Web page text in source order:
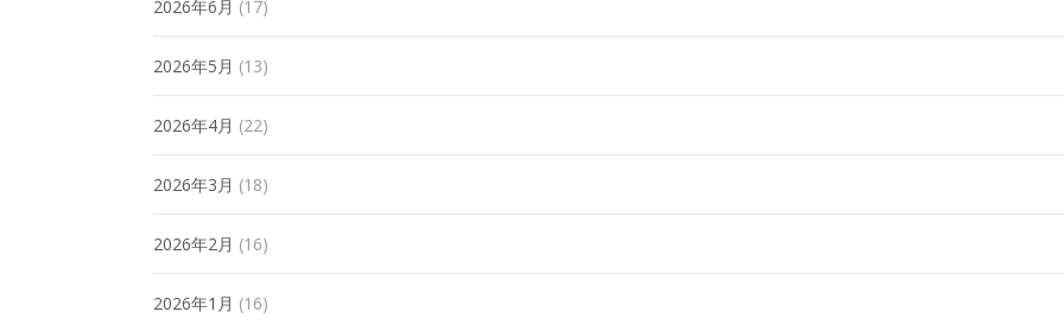
2026年6月 (17)
2026年5月 (13)
2026年4月 (22)
2026年3月 (18)
2026年2月 (16)
2026年1月 (16)